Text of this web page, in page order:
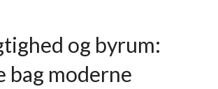
og byrum:
bag moderne